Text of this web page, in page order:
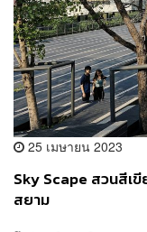
25 เมษายน 2023
Sky Scape สวนสีเ
สยาม